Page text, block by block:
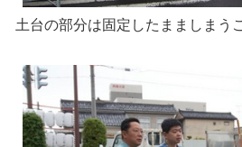
土台の部分は固定したまましまう